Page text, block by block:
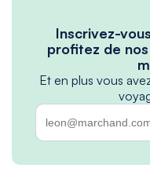
Inscrivez-
profitez de
Et en plus vous